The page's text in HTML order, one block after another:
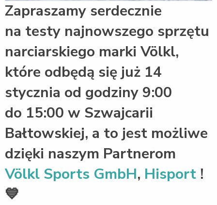
Zapraszamy serdecznie
na testy najnowszego sprzętu
narciarskiego marki Völkl,
które odbędą się już 14
stycznia od godziny 9:00
do 15:00 w Szwajcarii
Bałtowskiej, a to jest możliwe
dzięki naszym Partnerom
Völkl Sports GmbH, Hisport !
💙